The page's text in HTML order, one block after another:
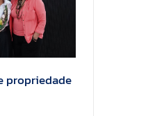
propriedade